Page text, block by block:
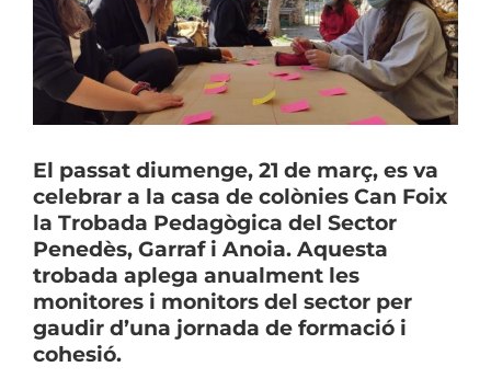
Image
El passat diumenge, 21 de març, es va
celebrar a la casa de colònies Can Foix
la Trobada Pedagògica del Sector
Penedès, Garraf i Anoia. Aquesta
trobada aplega anualment les
monitores i monitors del sector per
gaudir d’una jornada de formació i
cohesió.